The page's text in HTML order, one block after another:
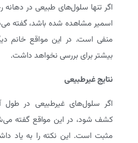
اگر تنها سلول‌های طبیعی در
اسمیر مشاهده شده باشد، گفته
منفی است. در این مواقع خانم
بیشتر برای بررسی نخواهد داشت.
نتایج غیرطبیعی
اگر سلول‌های غیرطبیعی در طول
کشف شود، در این مواقع گفته
مثبت است. این نکته را به یاد